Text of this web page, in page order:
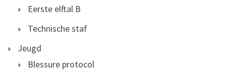
Eerste elftal B
Technische staf
Jeugd
Blessure protocol